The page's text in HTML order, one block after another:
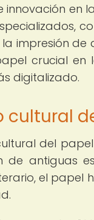
innovación en
la impresión
crucial en
digitalizado.
cultural
del
de antiguas
el papel